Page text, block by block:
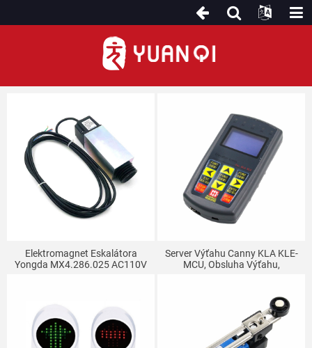
Elektromagnet Eskalátora
Yongda MX4.286.025 AC110V
Server Výťahu Canny KLA KLE-
MCU, Obsluha Výťahu,